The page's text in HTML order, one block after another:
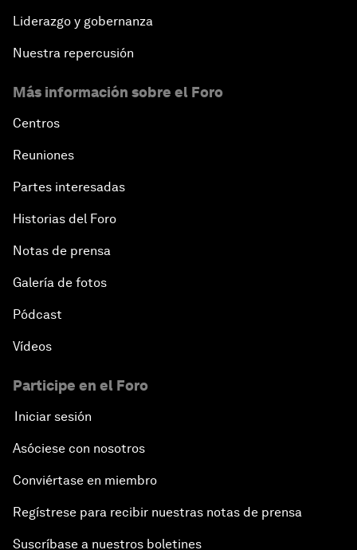
Liderazgo y gobernanza
Nuestra repercusión
Más información sobre el Foro
Centros
Reuniones
Partes interesadas
Historias del Foro
Notas de prensa
Galería de fotos
Pódcast
Vídeos
Participe en el Foro
Iniciar sesión
Asóciese con nosotros
Conviértase en miembro
Regístrese para recibir nuestras notas de prensa
Suscríbase a nuestros boletines